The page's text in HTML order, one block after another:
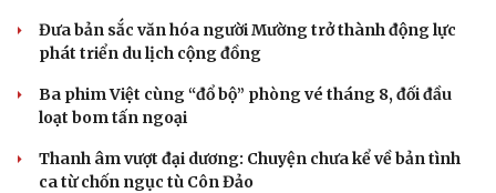
Đưa bản sắc văn hóa người Mường trở thành động lực
phát triển du lịch cộng đồng
Ba phim Việt cùng “đổ bộ” phòng vé tháng 8, đối đầu
loạt bom tấn ngoại
Thanh âm vượt đại dương: Chuyện chưa kể về bản tình
ca từ chốn ngục tù Côn Đảo